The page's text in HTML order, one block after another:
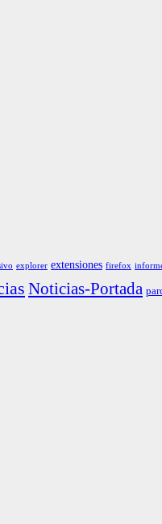
explorer extensiones firefox
Noticias-Portada